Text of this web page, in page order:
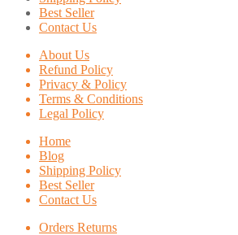
Best Seller
Contact Us
About Us
Refund Policy
Privacy & Policy
Terms & Conditions
Legal Policy
Home
Blog
Shipping Policy
Best Seller
Contact Us
Orders Returns